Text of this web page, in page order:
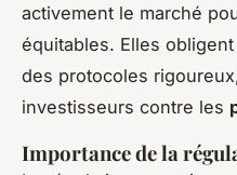
activement le marché
équitables. Elles
des protocoles
investisseurs contre les
Importance de la